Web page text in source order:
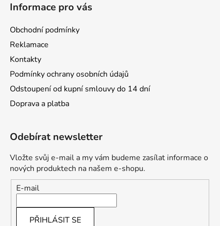
Informace pro vás
Obchodní podmínky
Reklamace
Kontakty
Podmínky ochrany osobních údajů
Odstoupení od kupní smlouvy do 14 dní
Doprava a platba
Odebírat newsletter
Vložte svůj e-mail a my vám budeme zasílat informace o
nových produktech na našem e-shopu.
E-mail
PŘIHLÁSIT SE